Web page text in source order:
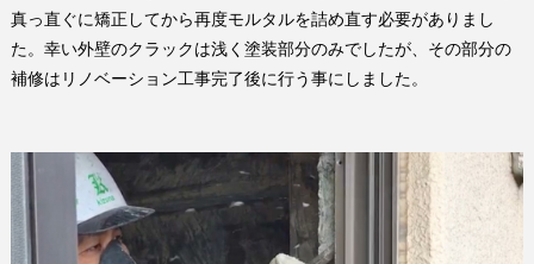
真っ直ぐに矯正してから再度モルタルを詰め直す必要がありまし
た。幸い外壁のクラックは浅く塗装部分のみでしたが、その部分の
補修はリノベーション工事完了後に行う事にしました。